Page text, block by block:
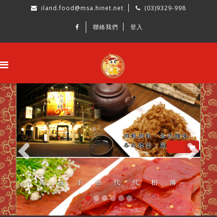
iland.food@msa.hinet.net (03)9329-998
聯絡我們 登入